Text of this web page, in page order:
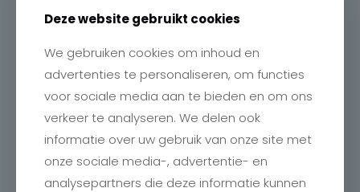
Maat
Gerelateerde producten
Deze website gebruikt cookies
We gebruiken cookies om inhoud en
advertenties te personaliseren, om functies
voor sociale media aan te bieden en om ons
verkeer te analyseren. We delen ook
informatie over uw gebruik van onze site met
onze sociale media-, advertentie- en
analysepartners die deze informatie kunnen